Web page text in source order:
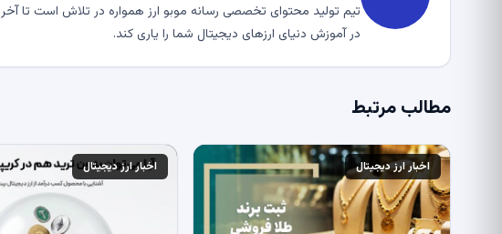
تیم تولید محتوای تخصصی رسانه موبو ارز همواره در تلاش است تا
در آموزش دنیای ارزهای دیجیتال شما را یاری کند.
مطالب مرتبط
اخبار ارز دیجیتال اخبار ارز دیجیتال